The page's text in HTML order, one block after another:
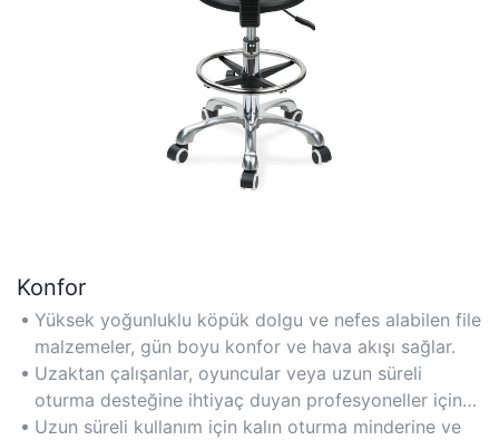
Konfor
Yüksek yoğunluklu köpük dolgu ve nefes alabilen file
malzemeler, gün boyu konfor ve hava akışı sağlar.
Uzaktan çalışanlar, oyuncular veya uzun süreli
oturma desteğine ihtiyaç duyan profesyoneller için
uygundur.
Uzun süreli kullanım için kalın oturma minderine ve